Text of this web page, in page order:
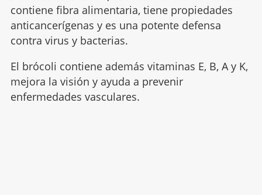
contiene fibra alimentaria, tiene propiedades
anticancerígenas y es una potente defensa
contra virus y bacterias.
El brócoli contiene además vitaminas E, B, A y K,
mejora la visión y ayuda a prevenir
enfermedades vasculares.